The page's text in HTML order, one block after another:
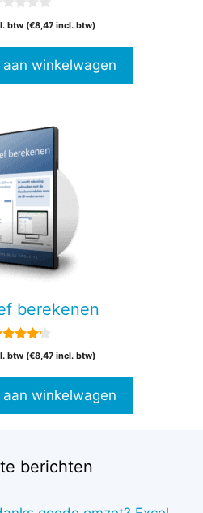
btw (€8,47incl. btw)
winkelwagen
berekenen
4.00
van 5
btw (€8,47incl. btw)
winkelwagen
berichten